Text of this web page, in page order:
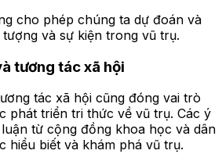
cho phép chúng ta dự đoán và
và sự kiện trong vũ trụ.
tương tác xã hội
tác xã hội cũng đóng vai trò
phát triển tri thức về vũ trụ. Các ý
từ cộng đồng khoa học và dân
hiểu biết và khám phá vũ trụ.